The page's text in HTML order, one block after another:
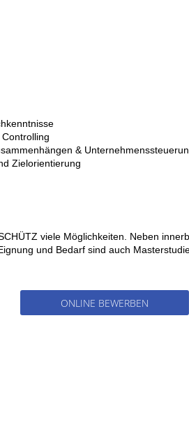
&
Zielorientierung
viele Möglichkeiten. Neben
und Bedarf sind auch
ONLINE BEWERBEN